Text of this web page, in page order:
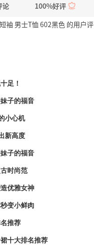
论
100%好评
袖 男士T恤 602黑色 的用户
足！
子的福音
小心机
新高度
子的福音
时尚范
优雅女神
变小鲜肉
推荐
十大排名推荐